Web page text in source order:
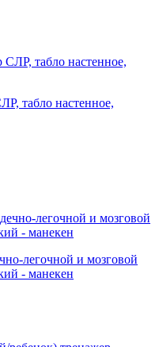
табло настенное,
легочной и мозговой
- манекен